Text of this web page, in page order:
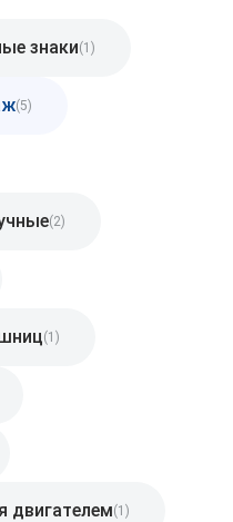
знаки(1)
(5)
(2)
(1)
двигателем(1)